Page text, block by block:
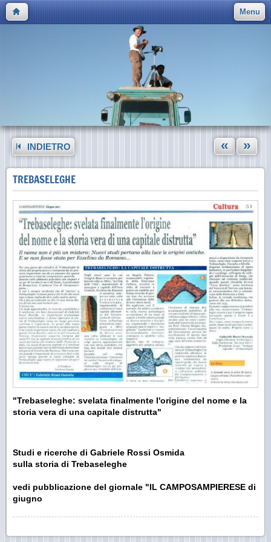
Menu
INDIETRO « »
TREBASELEGHE
"Trebaseleghe: svelata finalmente l'origine del nome e la
storia vera di una capitale distrutta"
Studi e ricerche di Gabriele Rossi Osmida
sulla storia di Trebaseleghe
vedi pubblicazione del giornale "IL CAMPOSAMPIERESE di
giugno